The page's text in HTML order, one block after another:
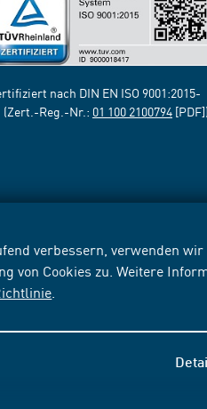
verbessern, verwenden wir
von Cookies zu. Weitere
nach DIN EN ISO 9001:2015-
(Zert.-Reg.-Nr.: 01 100 2100794 [PDF])